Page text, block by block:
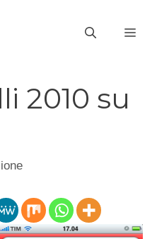
2010 su